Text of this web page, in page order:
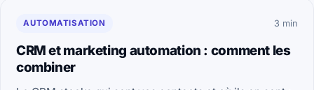
AUTOMATISATION 3 min
CRM et marketing automation : comment les
combiner